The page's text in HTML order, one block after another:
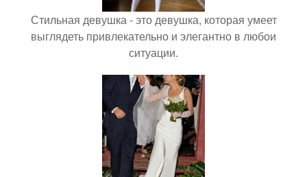
Стильная девушка - это девушка, которая умеет
выглядеть привлекательно и элегантно в любои
ситуации.